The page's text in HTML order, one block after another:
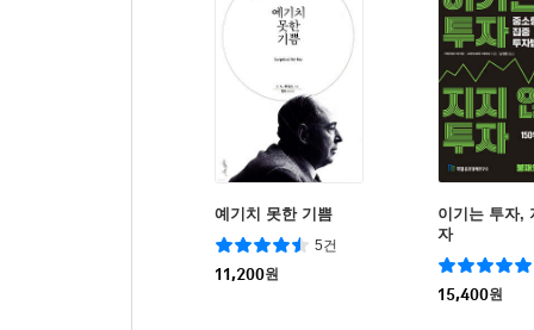
예기치 못한 기쁨
5건
11,200원
이기는 투자,
자
15,400원